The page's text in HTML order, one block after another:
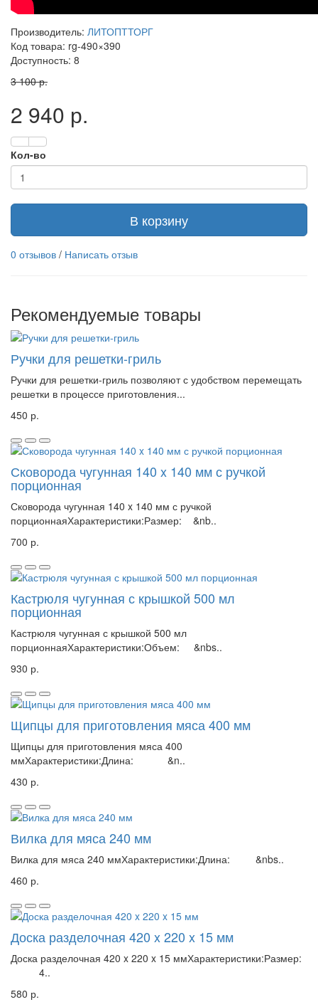
Производитель: ЛИТОПТТОРГ
Код товара: rg-490×390
Доступность: 8
3 100 р.
2 940 р.
Кол-во
В корзину
0 отзывов / Написать отзыв
Рекомендуемые товары
Ручки для решетки-гриль
Ручки для решетки-гриль позволяют с удобством перемещать
решетки в процессе приготовления...
450 р.
Сковорода чугунная 140 x 140 мм с ручкой
порционная
Сковорода чугунная 140 x 140 мм с ручкой
порционнаяХарактеристики:Размер: &nb..
700 р.
Кастрюля чугунная с крышкой 500 мл
порционная
Кастрюля чугунная с крышкой 500 мл
порционнаяХарактеристики:Объем: &nbs..
930 р.
Щипцы для приготовления мяса 400 мм
Щипцы для приготовления мяса 400
ммХарактеристики:Длина: &n..
430 р.
Вилка для мяса 240 мм
Вилка для мяса 240 ммХарактеристики:Длина: &nbs..
460 р.
Доска разделочная 420 x 220 x 15 мм
Доска разделочная 420 x 220 x 15 ммХарактеристики:Размер:
4..
580 р.